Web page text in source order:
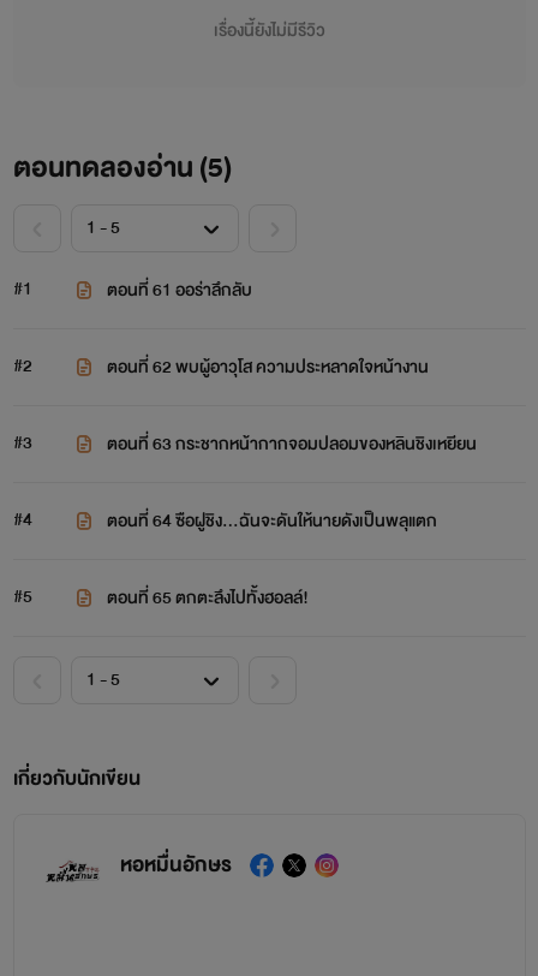
เรื่องนี้ยังไม่มีรีวิว
ตอนทดลองอ่าน (5)
#1 ตอนที่ 61 ออร่าลึกลับ
#2 ตอนที่ 62 พบผู้อาวุโส ความประหลาดใจหน้างาน
#3 ตอนที่ 63 กระชากหน้ากากจอมปลอมของหลินชิงเหยียน
#4 ตอนที่ 64 ซือฝูชิง...ฉันจะดันให้นายดังเป็นพลุแตก
#5 ตอนที่ 65 ตกตะลึงไปทั้งฮอลล์!
เกี่ยวกับนักเขียน
หอหมื่นอักษร